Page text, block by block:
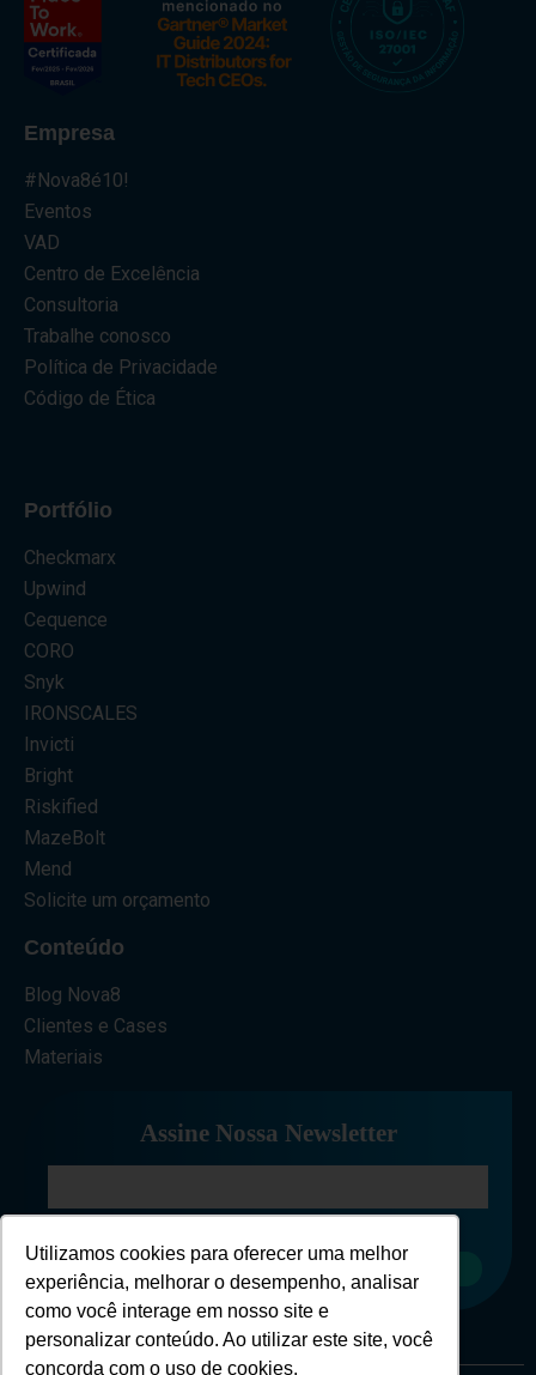
Utilizamos cookies para oferecer uma melhor
experiência, melhorar o desempenho, analisar
como você interage em nosso site e
personalizar conteúdo. Ao utilizar este site, você
concorda com o uso de cookies.
Empresa
#Nova8é10!
Eventos
VAD
Centro de Excelência
Consultoria
Trabalhe conosco
Política de Privacidade
Código de Ética
Portfólio
Checkmarx
Upwind
Cequence
CORO
Snyk
IRONSCALES
Invicti
Bright
Riskified
MazeBolt
Mend
Solicite um orçamento
Conteúdo
Blog Nova8
Clientes e Cases
Materiais
Assine Nossa Newsletter